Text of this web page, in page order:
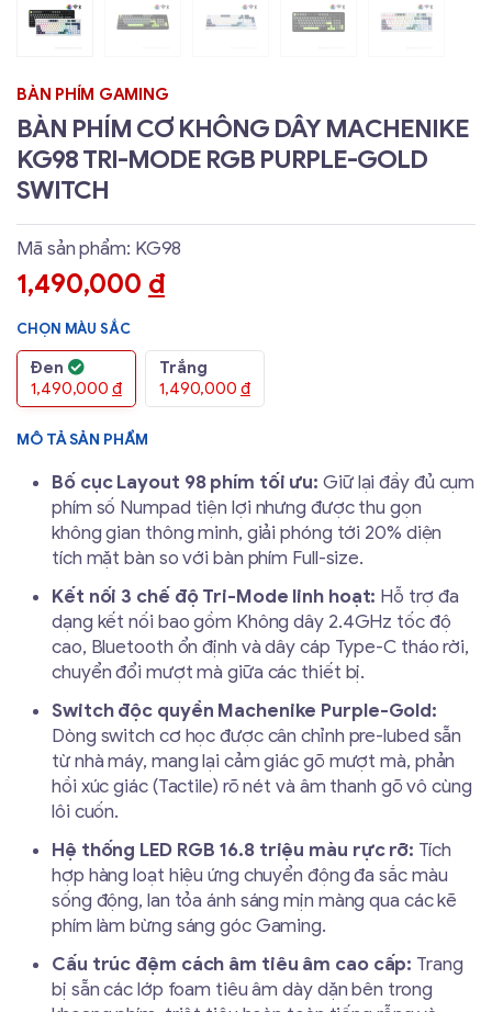
BÀN PHÍM GAMING
BÀN PHÍM CƠ KHÔNG DÂY MACHENIKE
KG98 TRI-MODE RGB PURPLE-GOLD
SWITCH
Mã sản phẩm: KG98
1,490,000 đ
CHỌN MÀU SẮC
Đen
1,490,000đ
Trắng
1,490,000 đ
MÔ TẢ SẢN PHẨM
Bố cục Layout 98 phím tối ưu: Giữ lại đầy đủ cụm
phím số Numpad tiện lợi nhưng được thu gọn
không gian thông minh, giải phóng tới 20% diện
tích mặt bàn so với bàn phím Full-size.
Kết nối 3 chế độ Tri-Mode linh hoạt: Hỗ trợ đa
dạng kết nối bao gồm Không dây 2.4GHz tốc độ
cao, Bluetooth ổn định và dây cáp Type-C tháo rời,
chuyển đổi mượt mà giữa các thiết bị.
Switch độc quyền Machenike Purple-Gold:
Dòng switch cơ học được cân chỉnh pre-lubed sẵn
từ nhà máy, mang lại cảm giác gõ mượt mà, phản
hồi xúc giác (Tactile) rõ nét và âm thanh gõ vô cùng
lôi cuốn.
Hệ thống LED RGB 16.8 triệu màu rực rỡ: Tích
hợp hàng loạt hiệu ứng chuyển động đa sắc màu
sống động, lan tỏa ánh sáng mịn màng qua các kẽ
phím làm bừng sáng góc Gaming.
Cấu trúc đệm cách âm tiêu âm cao cấp: Trang
bị sẵn các lớp foam tiêu âm dày dặn bên trong